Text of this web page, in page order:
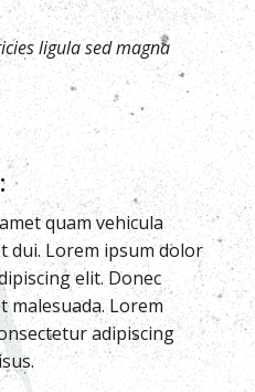
ligula sed magna
quam vehicula
dui. Lorem ipsum dolor
elit. Donec
malesuada. Lorem
adipiscing